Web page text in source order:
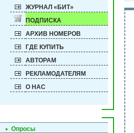
ЖУРНАЛ «БИТ»
ПОДПИСКА
АРХИВ НОМЕРОВ
ГДЕ КУПИТЬ
АВТОРАМ
РЕКЛАМОДАТЕЛЯМ
О НАС
Опросы